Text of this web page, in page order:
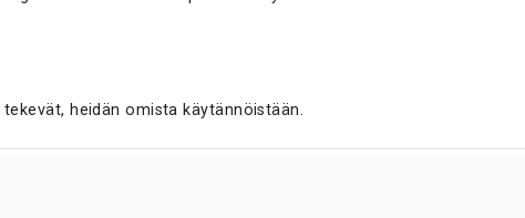
heidän omista käytännöistään.